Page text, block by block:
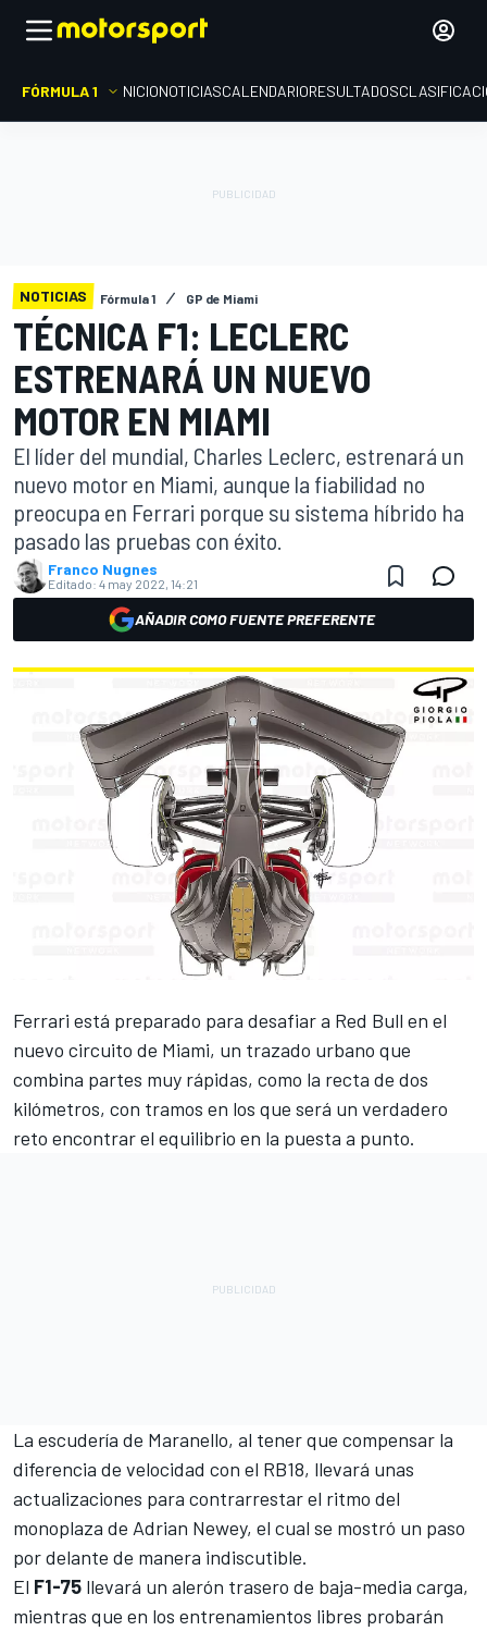
FÓRMULA 1 INICIONOTICIASCALENDARIORESULTADOS
NOTICIAS Fórmula 1 GP de Miami
TÉCNICA F1: LECLERC
ESTRENARÁ UN NUEVO
MOTOR EN MIAMI
El líder del mundial, Charles Leclerc, estrenará un
nuevo motor en Miami, aunque la fiabilidad no
preocupa en Ferrari porque su sistema híbrido ha
pasado las pruebas con éxito.
Franco Nugnes
Editado: 4 may 2022, 14:21
AÑADIR COMO FUENTE PREFERENTE
Ferrari está preparado para desafiar a Red Bull en el
nuevo circuito de Miami, un trazado urbano que
combina partes muy rápidas, como la recta de dos
kilómetros, con tramos en los que será un verdadero
reto encontrar el equilibrio en la puesta a punto.
La escudería de Maranello, al tener que compensar la
diferencia de velocidad con el RB18, llevará unas
actualizaciones para contrarrestar el ritmo del
monoplaza de Adrian Newey, el cual se mostró un paso
por delante de manera indiscutible.
El F1-75 llevará un alerón trasero de baja-media carga,
mientras que en los entrenamientos libres probarán